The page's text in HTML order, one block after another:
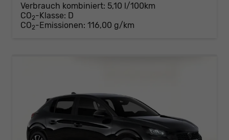
Verbrauch kombiniert: 5,10 l/100km
CO2-Klasse: D
CO2-Emissionen: 116,00 g/km